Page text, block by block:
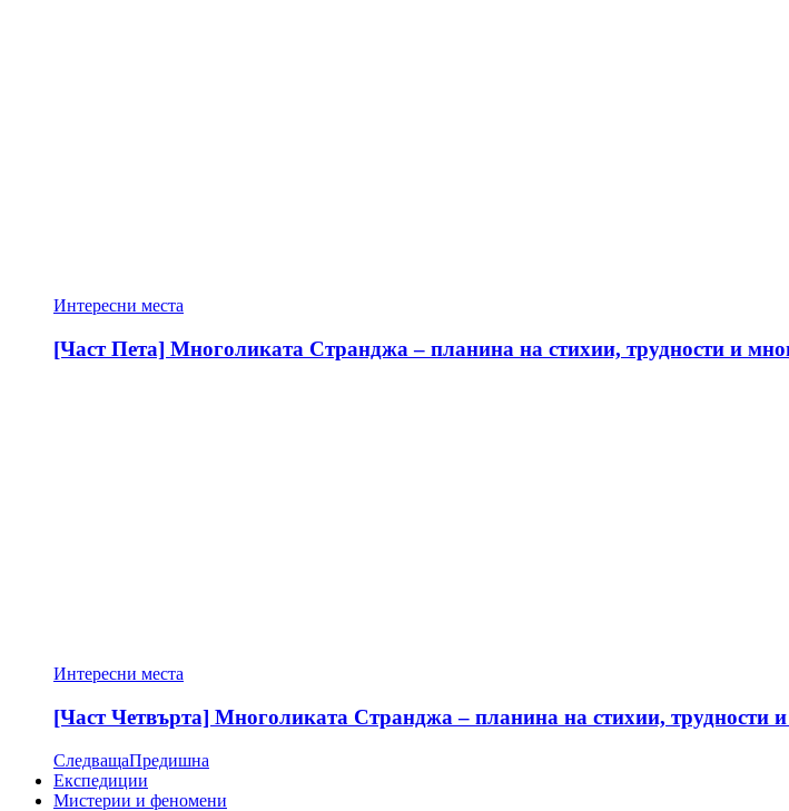
Интересни места
[Част Пета] Многоликата Странджа – планина на стихии, трудности и
Интересни места
[Част Четвърта] Многоликата Странджа – планина на стихии, трудности
СледващаПредишна
Експедиции
Мистерии и феномени